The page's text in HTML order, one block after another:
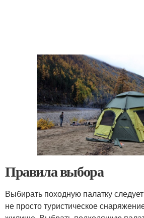
Правила выбора
Выбирать походную палатку
не просто туристическое